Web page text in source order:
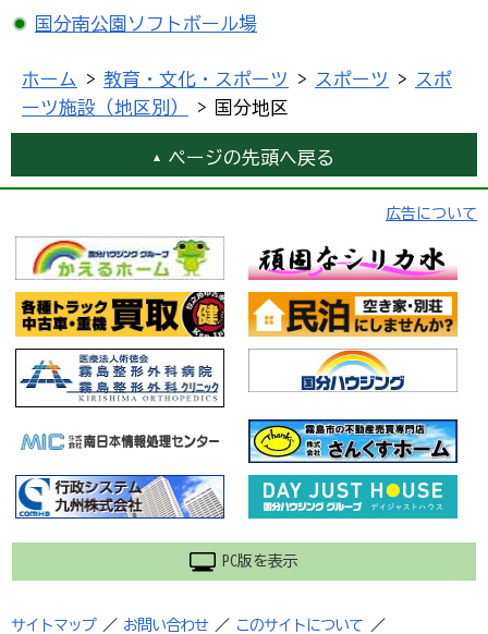
国分南公園ソフトボール場
ホーム > 教育・文化・スポーツ > スポーツ > スポ
ーツ施設（地区別）
> 国分地区
ページの先頭へ戻る
広告について
PC版を表示
サイトマップ ／ お問い合わせ ／ このサイトについて ／